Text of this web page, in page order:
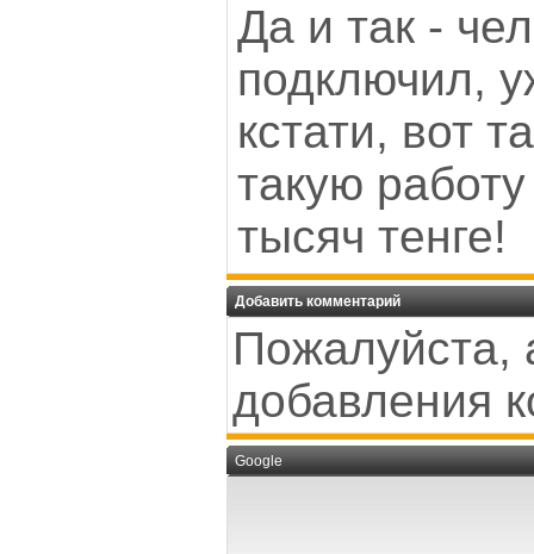
Да и так -
подключил,
кстати, вот
такую
тысяч тенге!
Добавить комментарий
Пожалуйста,
добавления
Google